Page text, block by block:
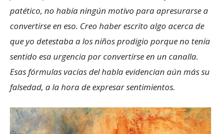
patético, no había ningún motivo para apresurarse a
convertirse en eso. Creo haber escrito algo acerca de
que yo detestaba a los niños prodigio porque no tenía
sentido esa urgencia por convertirse en un canalla.
Esas fórmulas vacías del habla evidencian aún más su
falsedad, a la hora de expresar sentimientos.